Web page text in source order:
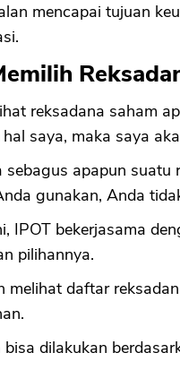
mencapai tujuan
reksadana saham
saya, maka saya
sebagus apapun
gunakan, Anda
IPOT bekerjasama
pilihannya.
melihat daftar
bisa dilakukan